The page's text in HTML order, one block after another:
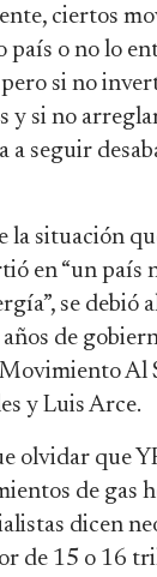
ciertos
país o no lo
si no
y si no
a seguir
la situación
en “un país
se debió
de
Al
y Luis Arce.
olvidar que
de gas
dicen
de 15 o 16